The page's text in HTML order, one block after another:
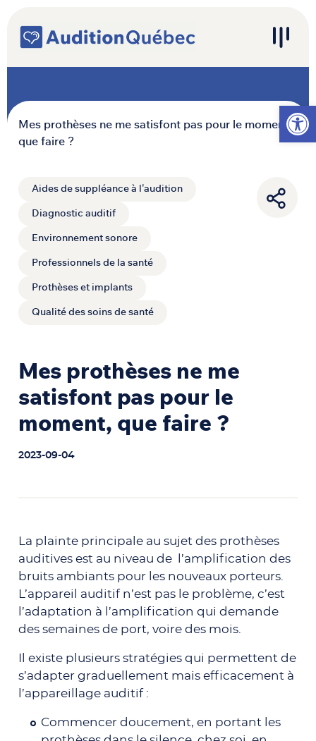
Ouvrir
Navigation principale
Mes prothèses ne me satisfont pas pour le moment,
que faire ?
Aides de suppléance à l'audition
Diagnostic auditif
Environnement sonore
Professionnels de la santé
Prothèses et implants
Qualité des soins de santé
Mes prothèses ne me
satisfont pas pour le
moment, que faire ?
2023-09-04
La plainte principale au sujet des prothèses
auditives est au niveau de l’amplification des
bruits ambiants pour les nouveaux porteurs.
L’appareil auditif n’est pas le problème, c’est
l’adaptation à l’amplification qui demande
des semaines de port, voire des mois.
Il existe plusieurs stratégies qui permettent de
s’adapter graduellement mais efficacement à
l’appareillage auditif :
Commencer doucement, en portant les